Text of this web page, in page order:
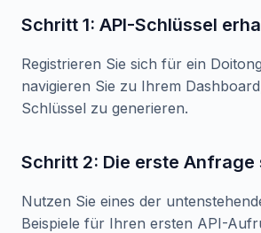
Schritt 1: API-Schlüssel
Registrieren Sie sich für ein
navigieren Sie zu Ihrem
Schlüssel zu generieren.
Schritt 2: Die erste Anfrage
Nutzen Sie eines der
Beispiele für Ihren ersten API-